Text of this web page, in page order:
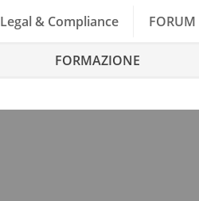
Legal & Compliance
FORMAZIONE